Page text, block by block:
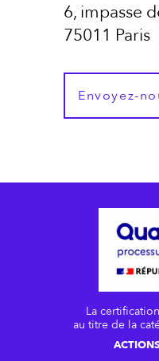
6, impasse
75011 Paris
Envoyez-
La
au titre de la